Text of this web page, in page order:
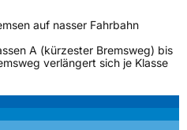
auf nasser Fahrbahn
A (kürzester Bremsweg) bis
verlängert sich je Klasse